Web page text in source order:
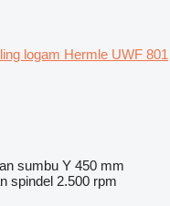
logam Hermle UWF 801
sumbu Y 450 mm
spindel 2.500 rpm